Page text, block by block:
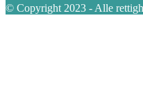
© Copyright 2023 - Alle